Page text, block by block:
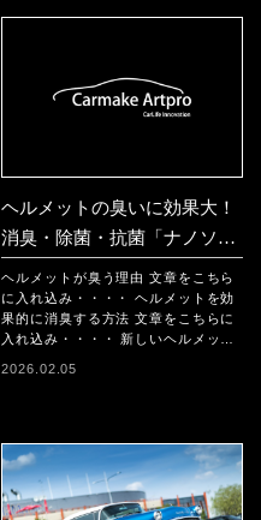
ヘルメットの臭いに効果大！
消臭・除菌・抗菌「ナノソル
CCモビリティ」が瞬時に解決
ヘルメットが臭う理由 文章をこちら
に入れ込み・・・・ ヘルメットを効
果的に消臭する方法 文章をこちらに
入れ込み・・・・ 新しいヘルメッ…
2026.02.05